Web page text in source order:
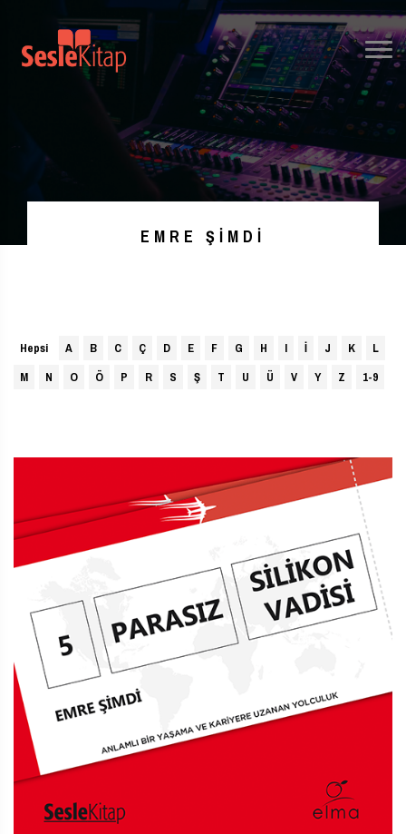
EMRE ŞIMDI
Hepsi A B C Ç D E F G H I İ J K
L
M
N O Ö P R S Ş T U Ü V Y Z 1-9